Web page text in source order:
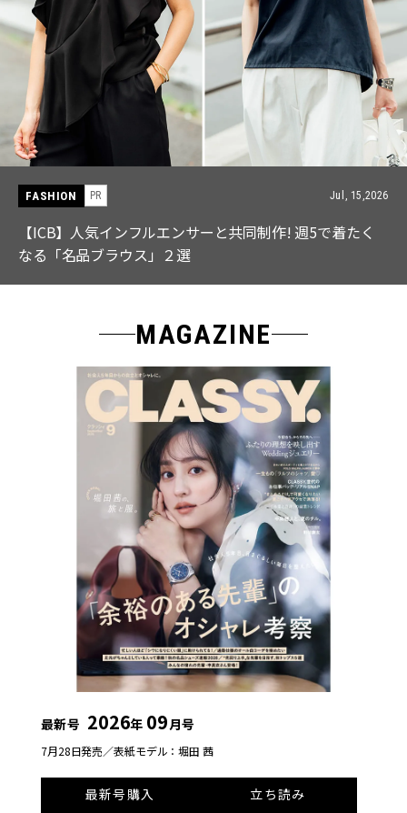
FASHION PR Jul, 15,2026
【ICB】人気インフルエンサーと共同制作! 週5で着たく
なる「名品ブラウス」２選
MAGAZINE
最新号 2026年 09月号
7月28日発売／表紙モデル：堀田 茜
最新号購入
立ち読み